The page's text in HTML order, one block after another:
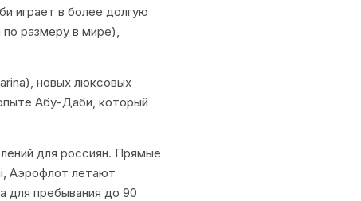
играет в более долгую
размеру в мире),
новых люксовых
Абу-Даби, который
для россиян. Прямые
Аэрофлот летают
для пребывания до 90